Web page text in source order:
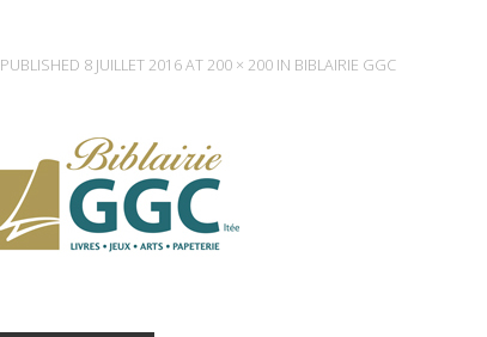
PUBLISHED 8 JUILLET 2016AT200 × 200 IN BIBLAIRIE GGC